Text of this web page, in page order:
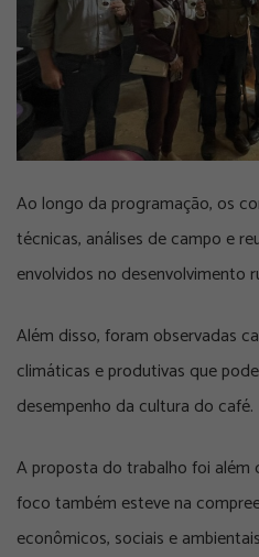
Ao longo da programação, os
técnicas, análises de campo e
envolvidos no desenvolvimento
Além disso, foram observadas
climáticas e produtivas que
desempenho da cultura do café.
A proposta do trabalho foi além
foco também esteve na
econômicos, sociais e